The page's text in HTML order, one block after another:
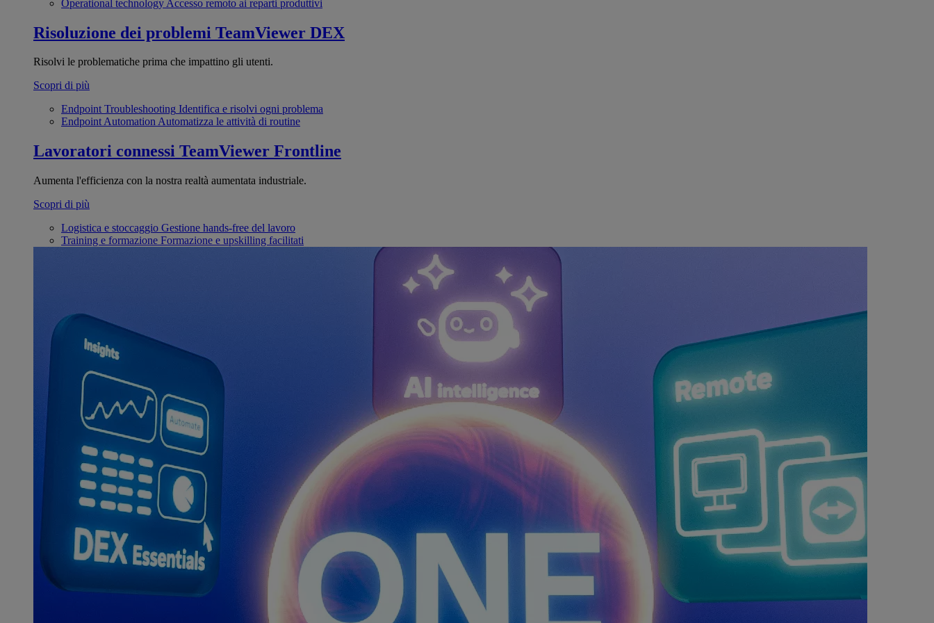
Operational technology Accesso remoto ai reparti produttivi
Risoluzione dei problemi TeamViewer DEX
Risolvi le problematiche prima che impattino gli utenti.
Scopri di più
Endpoint Troubleshooting Identifica e risolvi ogni problema
Endpoint AutomationAutomatizza le attività di routine
Lavoratori connessi TeamViewer Frontline
Aumenta l'efficienza con la nostra realtà aumentata industriale.
Scopri di più
Logistica e stoccaggio Gestione hands-free del lavoro
Training e formazione Formazione e upskilling facilitati